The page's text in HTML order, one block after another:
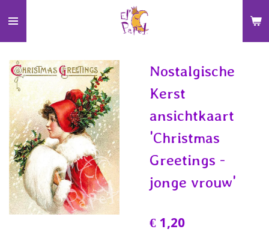
direct
naar
de
hoofdinhoud
Nostalgische
Kerst
ansichtkaart
'Christmas
Greetings -
jonge vrouw'
€ 1,20